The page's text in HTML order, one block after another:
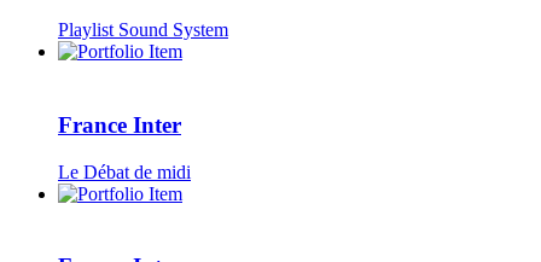
Playlist Sound System
France Inter
Le Débat de midi